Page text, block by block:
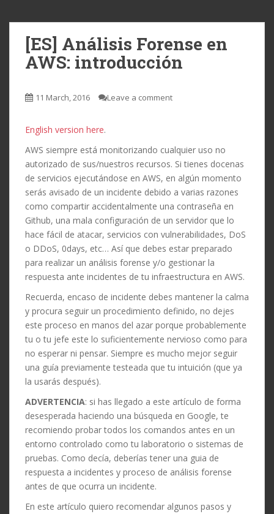
[ES] Análisis Forense en
AWS: introducción
11 March, 2016 Leave a comment
English version here.
AWS siempre está monitorizando cualquier uso no
autorizado de sus/nuestros recursos. Si tienes docenas
de servicios ejecutándose en AWS, en algún momento
serás avisado de un incidente debido a varias razones
como compartir accidentalmente una contraseña en
Github, una mala configuración de un servidor que lo
hace fácil de atacar, servicios con vulnerabilidades, DoS
o DDoS, 0days, etc… Así que debes estar preparado
para realizar un análisis forense y/o gestionar la
respuesta ante incidentes de tu infraestructura en AWS.
Recuerda, encaso de incidente debes mantener la calma
y procura seguir un procedimiento definido, no dejes
este proceso en manos del azar porque probablemente
tu o tu jefe este lo suficientemente nervioso como para
no esperar ni pensar. Siempre es mucho mejor seguir
una guía previamente testeada que tu intuición (que ya
la usarás después).
ADVERTENCIA: si has llegado a este artículo de forma
desesperada haciendo una búsqueda en Google, te
recomiendo probar todos los comandos antes en un
entorno controlado como tu laboratorio o sistemas de
pruebas. Como decía, deberías tener una guia de
respuesta a incidentes y proceso de análisis forense
antes de que ocurra un incidente.
En este artículo quiero recomendar algunos pasos y